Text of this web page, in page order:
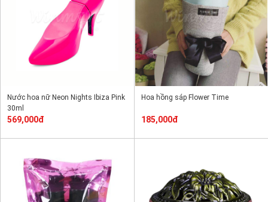
Nước hoa nữ Neon Nights Ibiza Pink
30ml
569,000đ
Hoa hồng sáp Flower Time
185,000đ